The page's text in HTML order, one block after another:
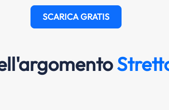
SCARICA GRATIS